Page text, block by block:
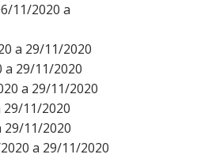
11/2020 a
a 29/11/2020
a 29/11/2020
a 29/11/2020
29/11/2020
29/11/2020
a 29/11/2020